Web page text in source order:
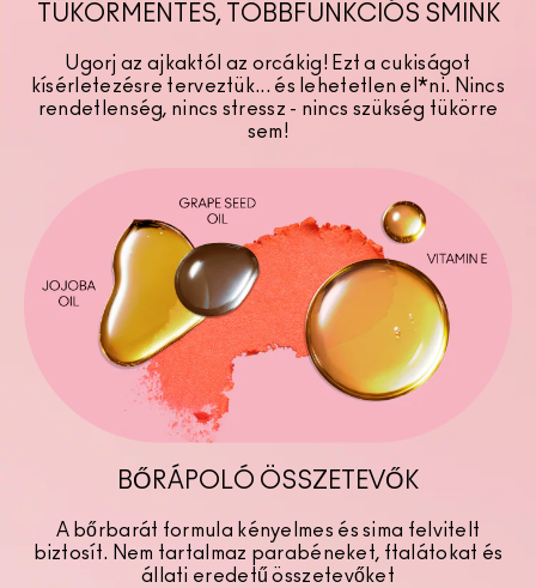
TÜKÖRMENTES, TÖBBFUNKCIÓS SMINK
Ugorj az ajkaktól az orcákig! Ezt a cukiságot
kísérletezésre terveztük... és lehetetlen el*ni. Nincs
rendetlenség, nincs stressz - nincs szükség tükörre
sem!
BŐRÁPOLÓ ÖSSZETEVŐK
A bőrbarát formula kényelmes és sima felvitelt
biztosít. Nem tartalmaz parabéneket, ftalátokat és
állati eredetű összetevőket